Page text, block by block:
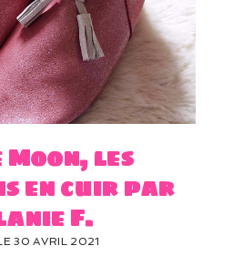
Moon, les
en cuir par
F.
30 AVRIL 2021